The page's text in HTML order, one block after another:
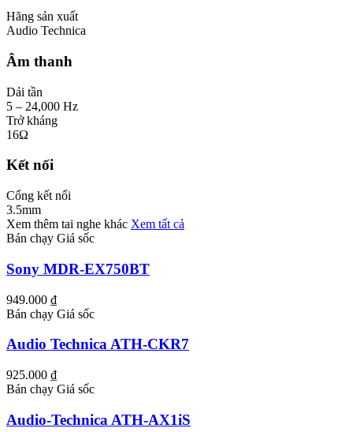
Hãng sản xuất
Audio Technica
Âm thanh
Dải tần
5 – 24,000 Hz
Trở kháng
16Ω
Kết nối
Cổng kết nối
3.5mm
Xem thêm tai nghe khác Xem tất cả
Bán chạy Giá sốc
Sony MDR-EX750BT
949.000 ₫
Bán chạy Giá sốc
Audio Technica ATH-CKR7
925.000 ₫
Bán chạy Giá sốc
Audio-Technica ATH-AX1iS